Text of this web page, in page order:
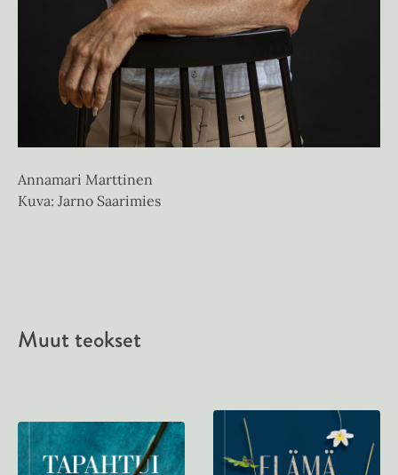
Annamari Marttinen
Kuva: Jarno Saarimies
Muut teokset